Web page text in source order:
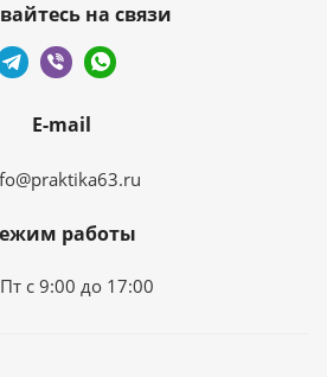
на связи
E-mail
работы
с 9:00 до 17:00